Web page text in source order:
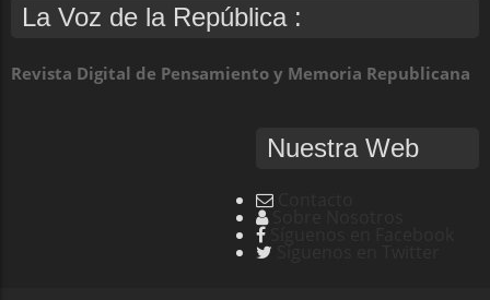
La Voz de la República :
Revista Digital de Pensamiento y Memoria Republicana
Nuestra Web